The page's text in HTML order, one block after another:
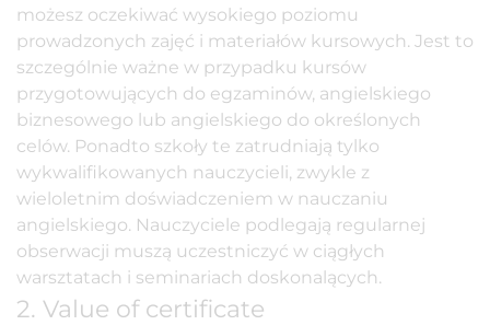
możesz oczekiwać wysokiego poziomu
prowadzonych zajęć i materiałów kursowych. Jest to
szczególnie ważne w przypadku kursów
przygotowujących do egzaminów, angielskiego
biznesowego lub angielskiego do określonych
celów. Ponadto szkoły te zatrudniają tylko
wykwalifikowanych nauczycieli, zwykle z
wieloletnim doświadczeniem w nauczaniu
angielskiego. Nauczyciele podlegają regularnej
obserwacji muszą uczestniczyć w ciągłych
warsztatach i seminariach doskonalących.
2. Value of certificate